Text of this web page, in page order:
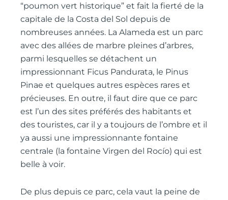
“poumon vert historique” et fait la fierté de la
capitale de la Costa del Sol depuis de
nombreuses années. La Alameda est un parc
avec des allées de marbre pleines d’arbres,
parmi lesquelles se détachent un
impressionnant Ficus Pandurata, le Pinus
Pinae et quelques autres espèces rares et
précieuses. En outre, il faut dire que ce parc
est l’un des sites préférés des habitants et
des touristes, car il y a toujours de l’ombre et il
ya aussi une impressionnante fontaine
centrale (la fontaine Virgen del Rocío) qui est
belle à voir.
De plus depuis ce parc, cela vaut la peine de